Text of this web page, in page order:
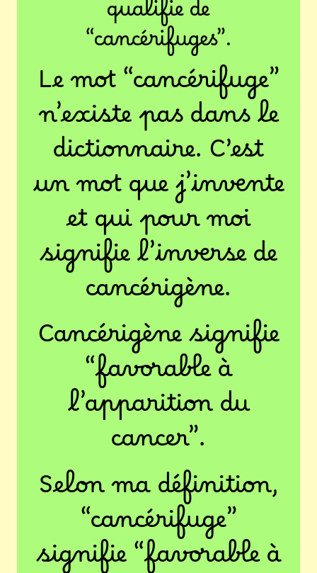
qualifie de
“cancérifuges”.
Le mot “cancérifuge”
n’existe pas dans le
dictionnaire. C’est
un mot que j’invente
et qui pour moi
signifie l’inverse de
cancérigène.
Cancérigène signifie
“favorable à
l’apparition du
cancer”.
Selon ma définition,
“cancérifuge”
signifie “favorable à